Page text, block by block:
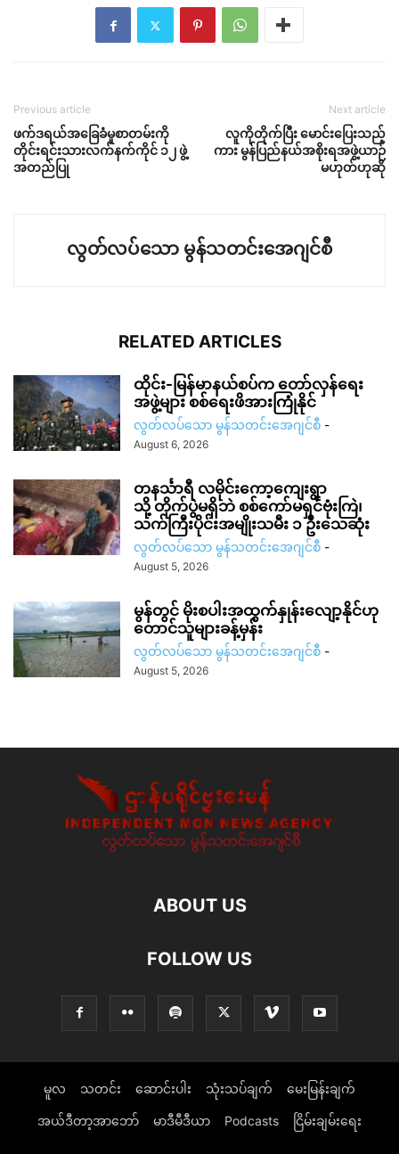
Previous article
ဖက်ဒရယ်အခြေခံမူစာတမ်းကို
တိုင်းရင်းသားလက်နက်ကိုင် ၁၂ ဖွဲ့
အတည်ပြု
Next article
လူကိုတိုက်ပြီး မောင်းပြေးသည့်
ကား မွန်ပြည်နယ်အစိုးရအဖွဲ့ယာဉ်
မဟုတ်ဟုဆို
လွတ်လပ်သော မွန်သတင်းအေဂျင်စီ
RELATED ARTICLES
ထိုင်း-မြန်မာနယ်စပ်က တော်လှန်ရေး
အဖွဲ့များ စစ်ရေးဖိအားကြုံနိုင်
လွတ်လပ်သော မွန်သတင်းအေဂျင်စီ -
August 6, 2026
တနင်္သာရီ လမိုင်းကော့ကျေးရွာ
သို့ တိုက်ပွဲမရှိဘဲ စစ်ကော်မရှင်ဗုံးကြဲ၊
သက်ကြီးပိုင်းအမျိုးသမီး ၁ ဦးသေဆုံး
လွတ်လပ်သော မွန်သတင်းအေဂျင်စီ -
August 5, 2026
မွန်တွင် မိုးစပါးအထွက်နှုန်းလျော့နိုင်ဟု
တောင်သူများခန့်မှန်း
လွတ်လပ်သော မွန်သတင်းအေဂျင်စီ -
August 5, 2026
ABOUT US
FOLLOW US
မူလ သတင်း ဆောင်းပါး သုံးသပ်ချက် မေးမြန်းချက်
အယ်ဒီတာ့အာဘော် မာဒီမီဒီယာ Podcasts ငြိမ်းချမ်းရေး